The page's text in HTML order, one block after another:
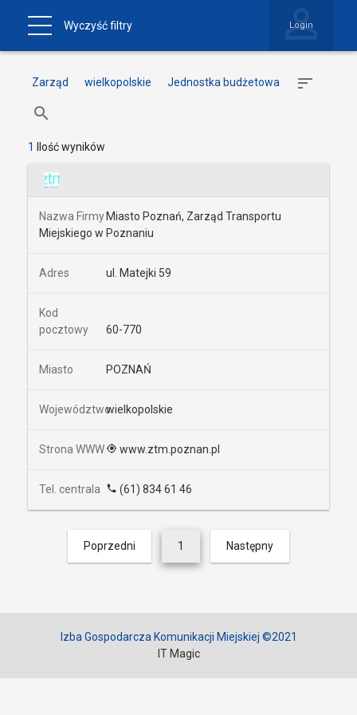
Wyczyść filtry Login
Zarząd wielkopolskie Jednostka budżetowa
1 Ilość wyników
Miasto Poznań, Zarząd Transportu
Miejskiego w Poznaniu
ul. Matejki 59
60-770
POZNAŃ
wielkopolskie
www.ztm.poznan.pl
(61) 834 61 46
Poprzedni 1 Następny
Izba Gospodarcza Komunikacji Miejskiej ©2021
IT Magic